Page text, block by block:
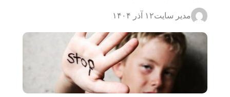
مدیر سایت۱۲ آذر ۱۴۰۴